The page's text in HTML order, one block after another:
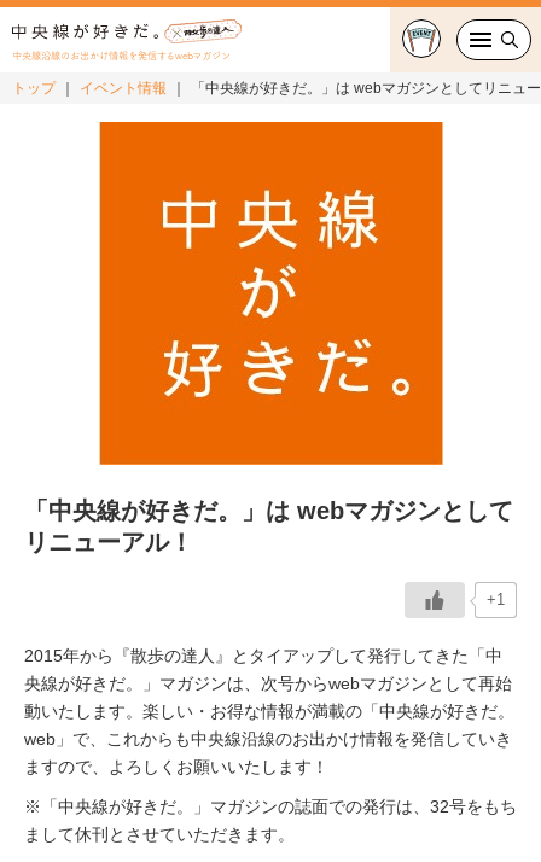
中央線沿線のお出かけ情報を発信するwebマガジン
グルメ・カフェ
中央線カルチャー
中央線フェス
おしらせ
駅から探す
トップ イベント情報 「中央線が好きだ。」は webマガジンとしてリニュ
「中央線が好きだ。」は webマガジンとして
リニューアル！
+1
2015年から『散歩の達人』とタイアップして発行してきた「中
央線が好きだ。」マガジンは、次号からwebマガジンとして再始
動いたします。楽しい・お得な情報が満載の「中央線が好きだ。
web」で、これからも中央線沿線のお出かけ情報を発信していき
ますので、よろしくお願いいたします！
※「中央線が好きだ。」マガジンの誌面での発行は、32号をもち
まして休刊とさせていただきます。